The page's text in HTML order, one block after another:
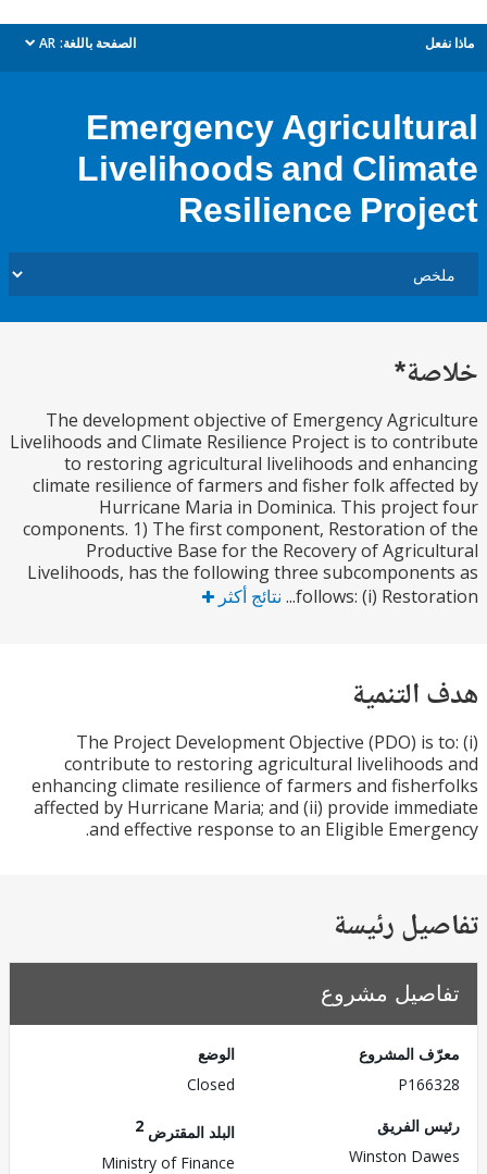
الصفحة باللغة: AR
dropdown
Emergency
Livelihoods and
Resilience
The development objective of Emergency
Livelihoods and Climate Resilience Project is to
to restoring agricultural livelihoods and
climate resilience of farmers and fisher folk
Hurricane Maria in Dominica. This
components. 1) The first component, Restoration
Productive Base for the Recovery of
Livelihoods, has the following three
follows: (i) نتائج أكثر
The Project Development Objective (PDO)
contribute to restoring agricultural
enhancing climate resilience of farmers and
affected by Hurricane Maria; and (ii) provide
and effective response to an Eligible
رئيسة
مشروع
المشروع
الفريق
Winston
البلد المقترض
Ministry of Finance